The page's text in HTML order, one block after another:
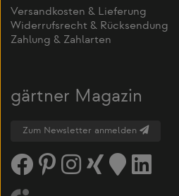
Versandkosten & Lieferung
Widerrufsrecht & Rücksendung
Zahlung & Zahlarten
gärtner Magazin
Zum Newsletter anmelden